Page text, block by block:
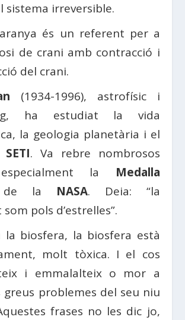
sistema irreversible.
és un referent per a
de crani amb contracció i
del crani.
(1934-1996), astrofísic i
ha estudiat la vida
la geologia planetària i el
SETI. Va rebre nombrosos
la Medalla
la NASA. Deia: “la
pols d’estrelles”.
la biosfera, la biosfera està
molt tòxica. I el cos
i emmalalteix o mor a
greus problemes del seu niu
frases no les dic jo,